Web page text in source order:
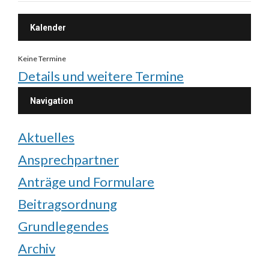
Kalender
Keine Termine
Details und weitere Termine
Navigation
Aktuelles
Ansprechpartner
Anträge und Formulare
Beitragsordnung
Grundlegendes
Archiv